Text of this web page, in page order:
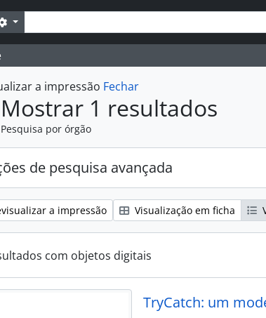
Opções de busca
a impressão Fechar
Mostrar 1 resultados
Pesquisa por órgão
de pesquisa avançada
a impressão Visualização em ficha
com objetos digitais